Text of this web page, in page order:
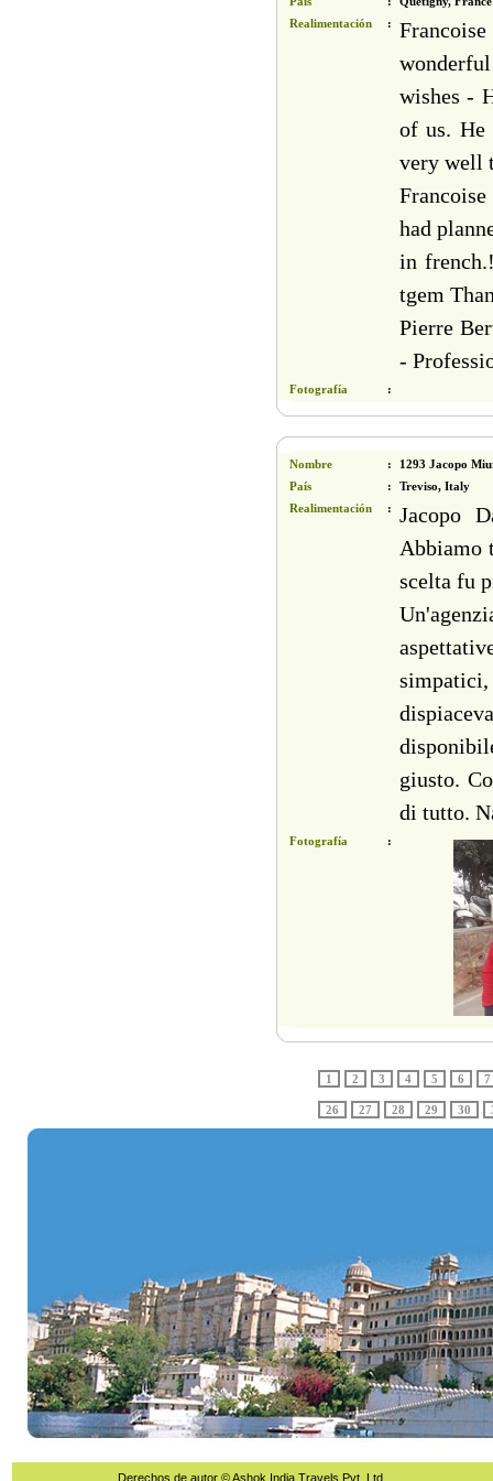
Realimentación
:
wishes -
of us. He
very well
had
in
tgem
Pierre
-
Fotografía :
Nombre :
1293 Jacopo
País
:
Treviso, Italy
Realimentación
:
Jacopo
Abbiamo
scelta fu
simpatici,
giusto.
di tutto.
Fotografía :
1 2 3 4 5 6 7
26 27 28 29 30
Derechos de autor © Ashok India Travels Pvt. Ltd.